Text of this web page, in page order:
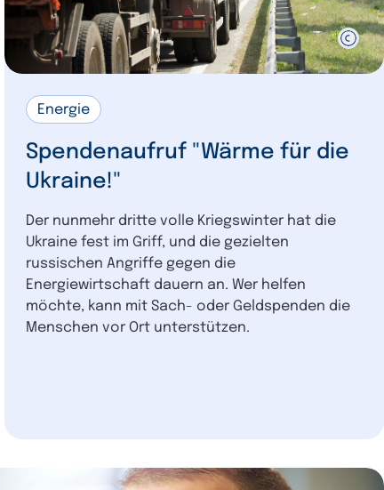
Energie
Spendenaufruf "Wärme für die
Ukraine!"
Der nunmehr dritte volle Kriegswinter hat die
Ukraine fest im Griff, und die gezielten
russischen Angriffe gegen die
Energiewirtschaft dauern an. Wer helfen
möchte, kann mit Sach- oder Geldspenden die
Menschen vor Ort unterstützen.